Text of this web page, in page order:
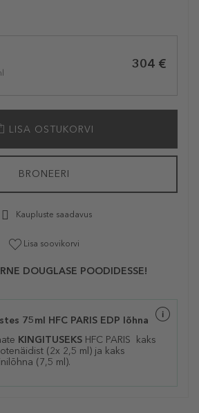
304 €
LISA OSTUKORVI
BRONEERI
Kaupluste saadavus
Lisa soovikorvi
DOUGLASE POODIDESSE!
75ml HFC PARIS EDP lõhna
KINGITUSEKS HFC PARIS kaks
(2x 2,5 ml) ja kaks
(7,5 ml).